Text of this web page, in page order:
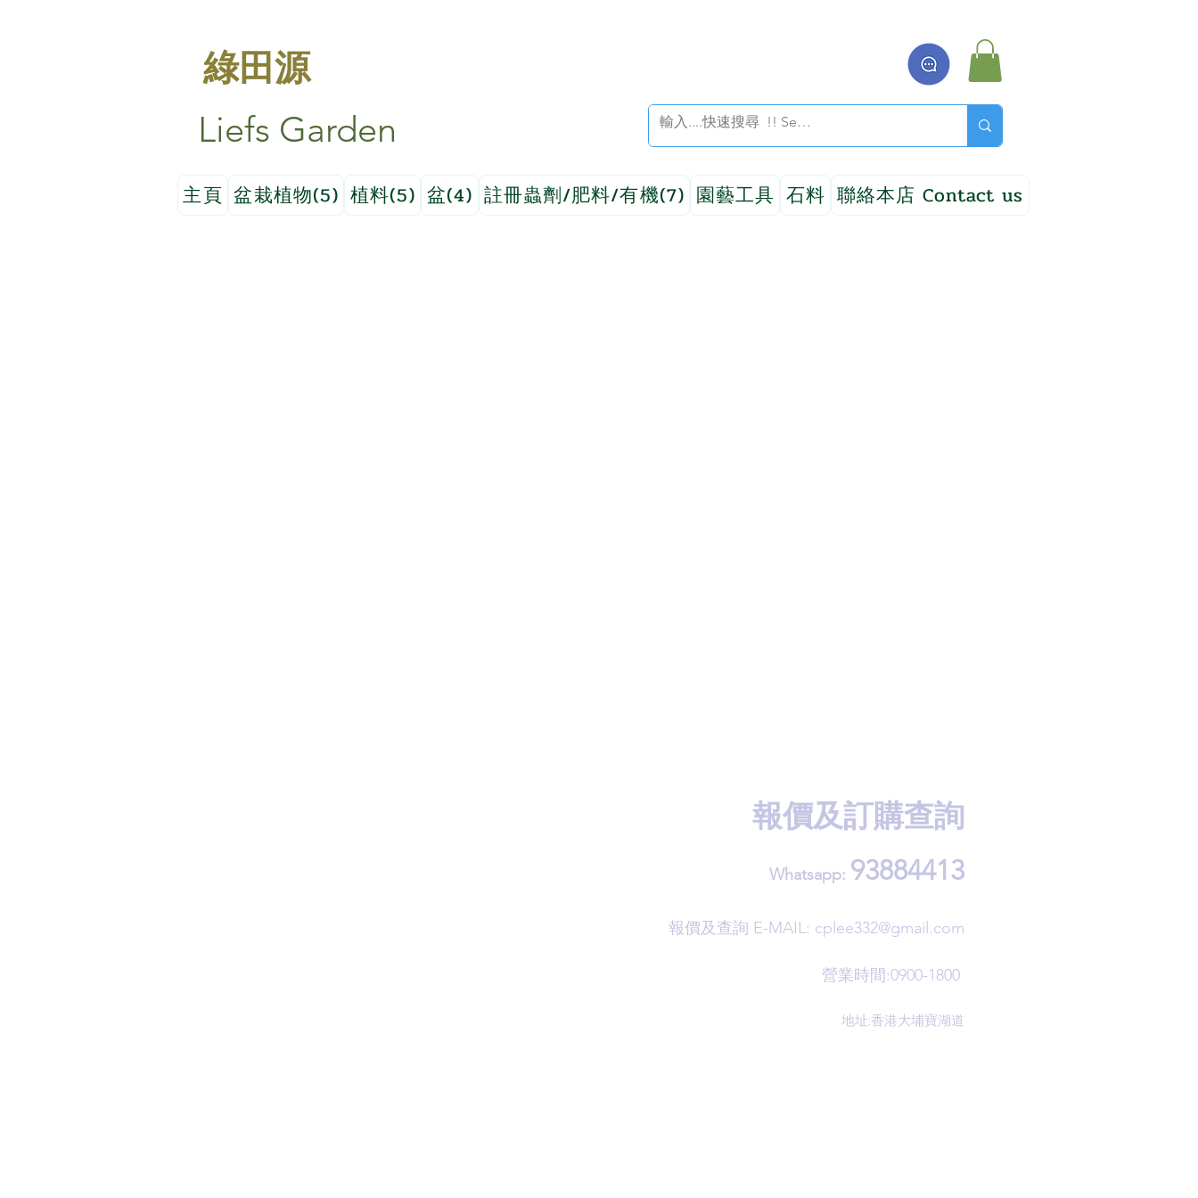
綠田源
Liefs Garden
主頁 盆栽植物(5) 植料(5) 盆(4) 註冊蟲劑/肥料/有機(7) 園藝工具 石料 聯絡本店 Contact us
報價及訂購查詢
Whatsapp: 93884413
​報價及查詢 E-MAIL: cplee332@gmail.com
營業時間:0900-1800
地址:香港大埔寶湖道